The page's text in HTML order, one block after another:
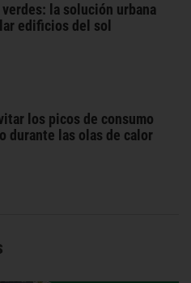
verdes: la solución urbana
edificios del sol
los picos de consumo
durante las olas de calor